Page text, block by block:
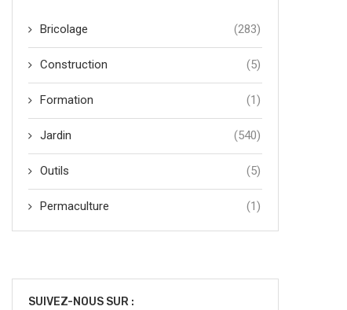
Bricolage (283)
Construction (5)
Formation (1)
Jardin (540)
Outils (5)
Permaculture (1)
SUIVEZ-NOUS SUR :